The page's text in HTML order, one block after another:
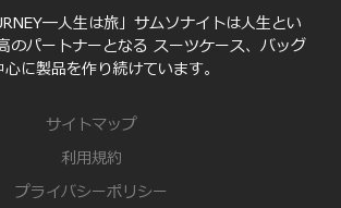
人生は旅」サムソナイトは人生とい
のパートナーとなる スーツケース、バッグ
心に製品を作り続けています。
サイトマップ
利用規約
プライバシーポリシー